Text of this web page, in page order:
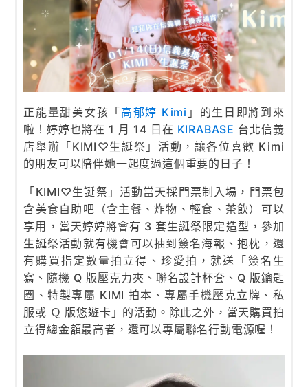
正能量甜美女孩「高郁婷 Kimi 」的生日即將到來
啦！婷婷也將在 1 月 14 日在 KIRABASE 台北信義
店舉辦「KIMI♡生誕祭」活動，讓各位喜歡 Kimi
的朋友可以陪伴她一起度過這個重要的日子！
「KIMI♡生誕祭」活動當天採門票制入場，門票包
含美食自助吧（含主餐、炸物、輕食、茶飲）可以
享用，當天婷婷將會有 3 套生誕祭限定造型，參加
生誕祭活動就有機會可以抽到簽名海報、抱枕，還
有購買指定數量拍立得、珍愛拍，就送「簽名生
寫、隨機 Q 版壓克力夾、聯名設計杯套、Q 版鑰匙
圈、特製專屬 KIMI 拍本、專屬手機壓克立牌、私
服或 Ｑ 版悠遊卡」的活動。除此之外，當天購買拍
立得總金額最高者，還可以專屬聯名行動電源喔！